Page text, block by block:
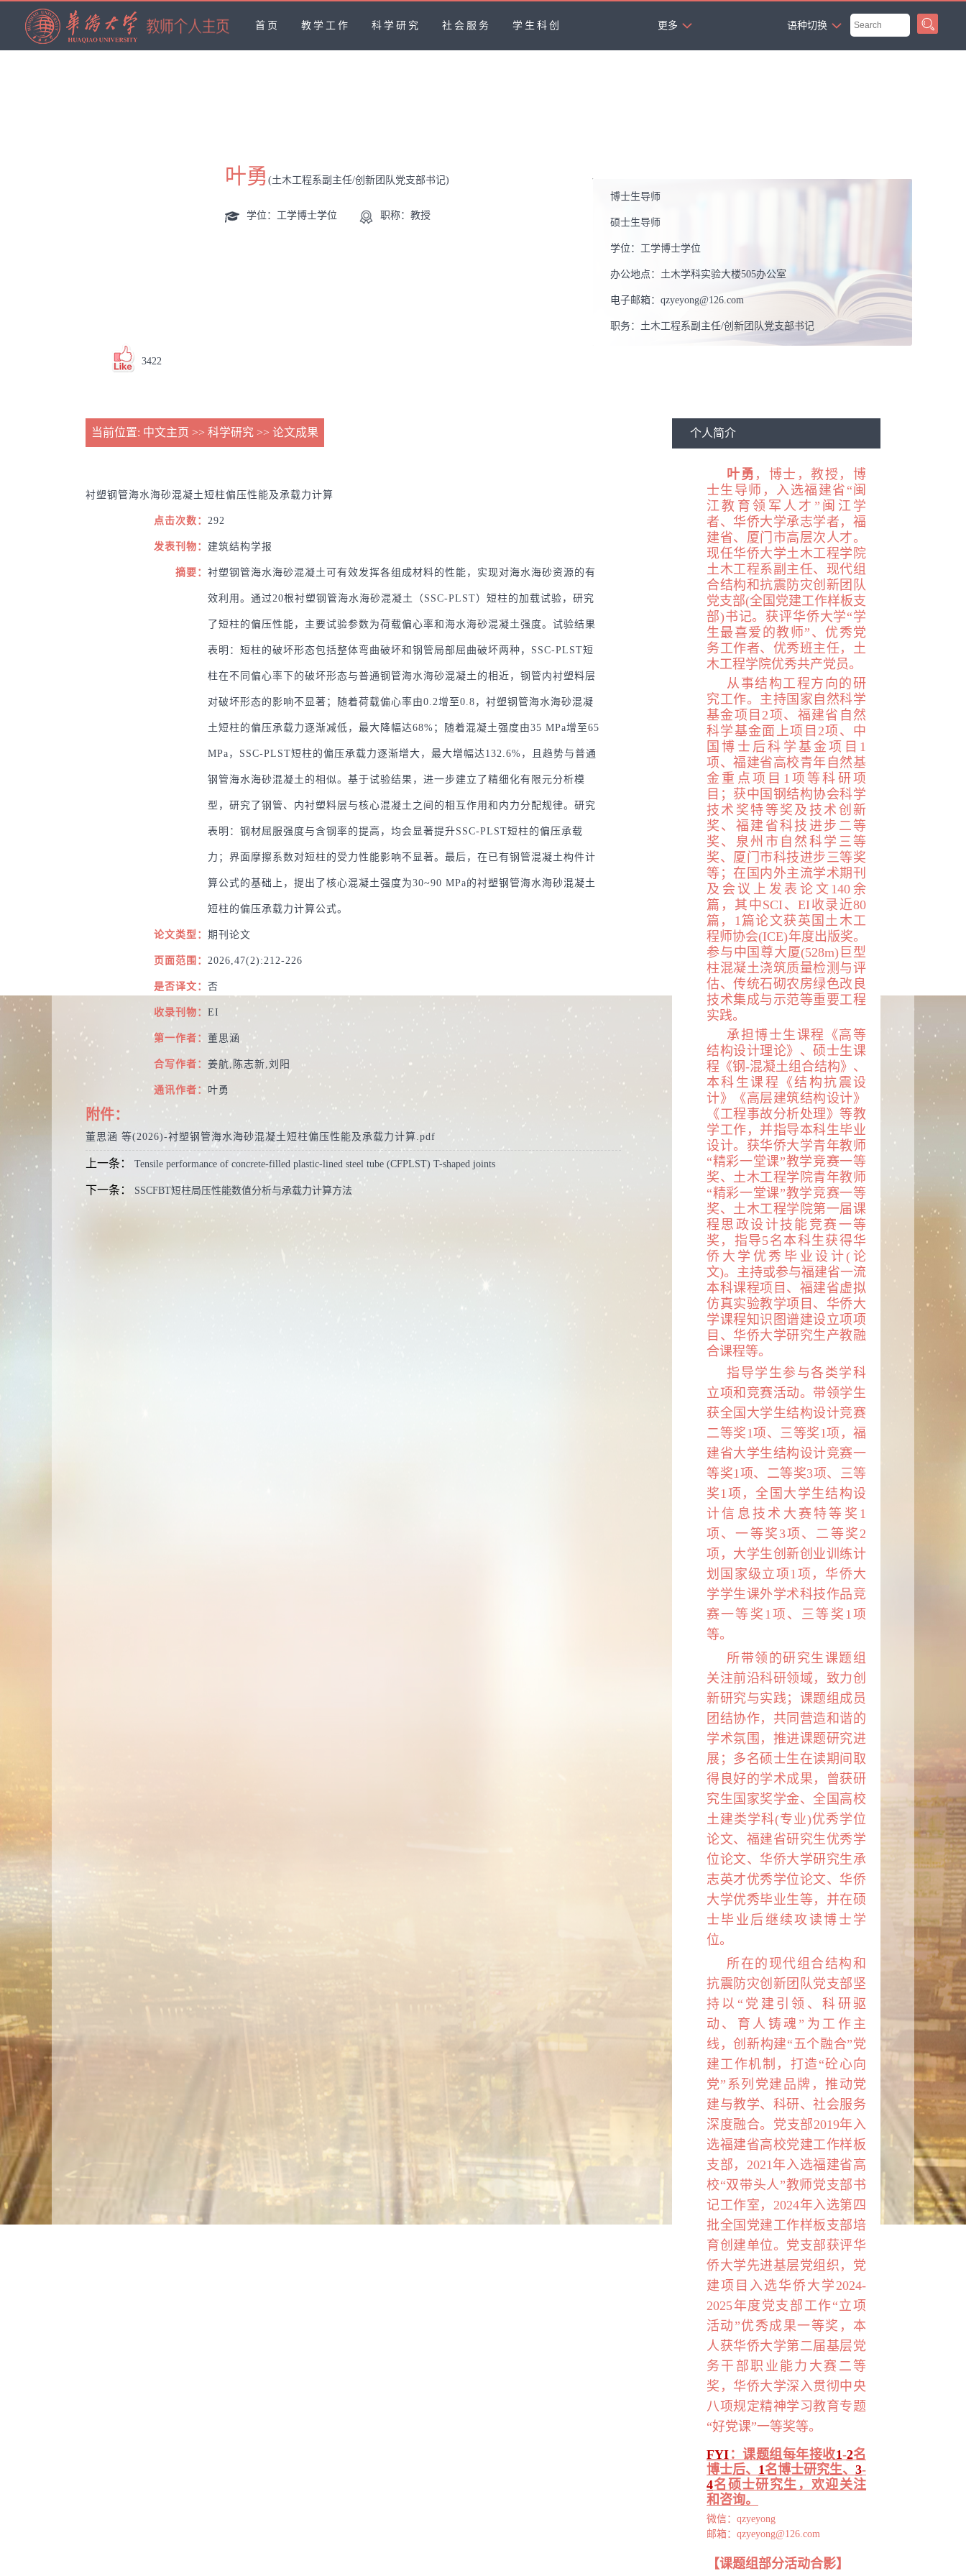
首页 教学工作 科学研究 社会服务 学生科创 更多
语种切换
3422
叶勇 (土木工程系副主任/创新团队党支部书记)
学位：工学博士学位 职称：教授
博士生导师
硕士生导师
学位： 工学博士学位
办公地点： 土木学科实验大楼505办公室
电子邮箱： qzyeyong@126.com
职务： 土木工程系副主任/创新团队党支部书记
当前位置: 中文主页 >> 科学研究 >> 论文成果
衬塑钢管海水海砂混凝土短柱偏压性能及承载力计算
点击次数： 292
发表刊物： 建筑结构学报
摘要： 衬塑钢管海水海砂混凝土可有效发挥各组成材料的性能，实现对海水海砂资源的有
效利用。通过20根衬塑钢管海水海砂混凝土（SSC-PLST）短柱的加载试验，研究
了短柱的偏压性能，主要试验参数为荷载偏心率和海水海砂混凝土强度。试验结果
表明：短柱的破坏形态包括整体弯曲破坏和钢管局部屈曲破坏两种，SSC-PLST短
柱在不同偏心率下的破坏形态与普通钢管海水海砂混凝土的相近，钢管内衬塑料层
对破坏形态的影响不显著；随着荷载偏心率由0.2增至0.8，衬塑钢管海水海砂混凝
土短柱的偏压承载力逐渐减低，最大降幅达68%；随着混凝土强度由35 MPa增至65
MPa，SSC-PLST短柱的偏压承载力逐渐增大，最大增幅达132.6%，且趋势与普通
钢管海水海砂混凝土的相似。基于试验结果，进一步建立了精细化有限元分析模
型，研究了钢管、内衬塑料层与核心混凝土之间的相互作用和内力分配规律。研究
表明：钢材屈服强度与含钢率的提高，均会显著提升SSC-PLST短柱的偏压承载
力；界面摩擦系数对短柱的受力性能影响不显著。最后，在已有钢管混凝土构件计
算公式的基础上，提出了核心混凝土强度为30~90 MPa的衬塑钢管海水海砂混凝土
短柱的偏压承载力计算公式。
论文类型： 期刊论文
页面范围： 2026,47(2):212-226
是否译文： 否
收录刊物： EI
第一作者： 董思涵
合写作者： 姜航,陈志新,刘阳
通讯作者： 叶勇
附件：
董思涵 等(2026)-衬塑钢管海水海砂混凝土短柱偏压性能及承载力计算.pdf
上一条： Tensile performance of concrete-filled plastic-lined steel tube (CFPLST) T-shaped joints
下一条： SSCFBT短柱局压性能数值分析与承载力计算方法
个人简介
叶勇 ， 博士，教授，博
士生导师，入选福建省“闽
江教育领军人才”闽江学
者、华侨大学承志学者，福
建省、厦门市高层次人才。
现任华侨大学土木工程学院
土木工程系副主任、现代组
合结构和抗震防灾创新团队
党支部(全国党建工作样板支
部)书记。获评华侨大学“学
生最喜爱的教师”、优秀党
务工作者、优秀班主任，土
木工程学院优秀共产党员。
从事结构工程方向的研
究工作。主持国家自然科学
基金项目2项、福建省自然
科学基金面上项目 2项、中
国博士后科学基金项目 1
项、福建省高校青年自然基
金重点项目 1 项等科研项
目；获中国钢结构协会科学
技术奖特等奖及技术创新
奖、福建省科技进步二等
奖、泉州市自然科学三等
奖、厦门市科技进步三等奖
等；在国内外主流学术期刊
及会议上发表论文 140 余
篇，其中SCI、 EI收录近80
篇， 1篇论文获英国土木工
程师协会(ICE)年度出版奖。
参与中国尊大厦(528m)巨型
柱混凝土浇筑质量检测与评
估、传统石砌农房绿色改良
技术集成与示范等重要工程
实践。
承担博士生课程《高等
结构设计理论》、硕士生课
程《钢-混凝土组合结构》、
本科生课程《结构抗震设
计》《高层建筑结构设计》
《工程事故分析处理》等教
学工作，并指导本科生毕业
设计。获华侨大学青年教师
“精彩一堂课”教学竞赛一等
奖、土木工程学院青年教师
“精彩一堂课”教学竞赛一等
奖、土木工程学院第一届课
程思政设计技能竞赛一等
奖，指导5名本科生获得华
侨大学优秀毕业设计(论
文)。主持或参与福建省一流
本科课程项目、福建省虚拟
仿真实验教学项目、华侨大
学课程知识图谱建设立项项
目、华侨大学研究生产教融
合课程等。
指导学生参与各类学科
立项和竞赛活动。带领学生
获全国大学生结构设计竞赛
二等奖1项、三等奖1项，福
建省大学生结构设计竞赛一
等奖1项、二等奖3项、三等
奖1项，全国大学生结构设
计信息技术大赛特等奖 1
项、一等奖 3项、二等奖2
项，大学生创新创业训练计
划国家级立项 1项，华侨大
学学生课外学术科技作品竞
赛一等奖 1项、三等奖 1项
等。
所带领的研究生课题组
关注前沿科研领域，致力创
新研究与实践；课题组成员
团结协作，共同营造和谐的
学术氛围，推进课题研究进
展；多名硕士生在读期间取
得良好的学术成果，曾获研
究生国家奖学金、全国高校
土建类学科(专业)优秀学位
论文、福建省研究生优秀学
位论文、华侨大学研究生承
志英才优秀学位论文、华侨
大学优秀毕业生等，并在硕
士毕业后继续攻读博士学
位。
所在的现代组合结构和
抗震防灾创新团队党支部坚
持以“党建引领、科研驱
动、育人铸魂”为工作主
线，创新构建“五个融合”党
建工作机制，打造“砼心向
党”系列党建品牌，推动党
建与教学、科研、社会服务
深度融合。党支部2019年入
选福建省高校党建工作样板
支部， 2021年入选福建省高
校“双带头人”教师党支部书
记工作室， 2024年入选第四
批全国党建工作样板支部培
育创建单位。党支部获评华
侨大学先进基层党组织，党
建项目入选华侨大学2024-
2025年度党支部工作“立项
活动”优秀成果一等奖，本
人获华侨大学第二届基层党
务干部职业能力大赛二等
奖，华侨大学深入贯彻中央
八项规定精神学习教育专题
“好党课”一等奖等。
FYI ： 课题组每年接收1-2名
博士后、 1名博士研究生、 3-
4名硕士研究生，欢迎关注
和咨询。
微信： qzyeyong
邮箱： qzyeyong@126.com
【课题组部分活动合影】